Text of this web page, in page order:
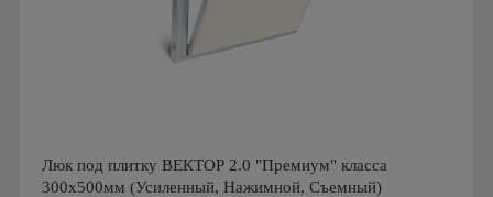
Люк под плитку ВЕКТОР 2.0 "Премиум" класса
300х500мм (Усиленный, Нажимной, Съемный)